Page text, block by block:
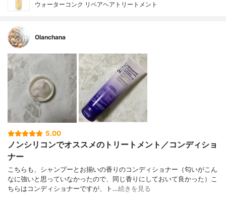
ウォーターコンク リペアヘアトリートメント
Olanchana
5.00
ノンシリコンでオススメのトリートメント／コンディショ
ナー
こちらも、シャンプーとお揃いの香りのコンディショナー（匂いがこん
なに強いと思っていなかったので、同じ香りにしておいて良かった）こ
ちらはコンディショナーですが、ト…続きを見る